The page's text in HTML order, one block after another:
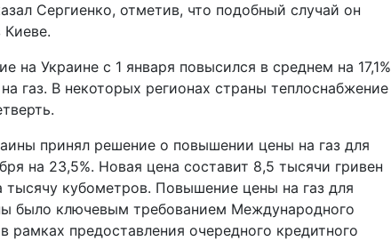
Сергиенко, отметив, что подобный случай он
Киеве.
на Украине с 1 января повысился в среднем на 17,1%
газ. В некоторых регионах страны теплоснабжение
принял решение о повышении цены на газ для
на 23,5%. Новая цена составит 8,5 тысячи гривен
тысячу кубометров. Повышение цены на газ для
было ключевым требованием Международного
рамках предоставления очередного кредитного